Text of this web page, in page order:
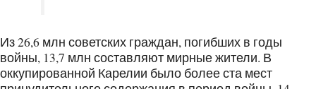
Из 26,6 млн советских граждан, погибших в годы
войны, 13,7 млн составляют мирные жители. В
оккупированной Карелии было более ста мест